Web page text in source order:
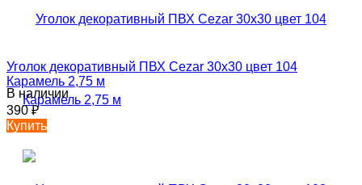
Уголок декоративный ПВХ Cezar 30х30 цвет 104
Карамель 2,75 м
В наличии
390₽
Купить